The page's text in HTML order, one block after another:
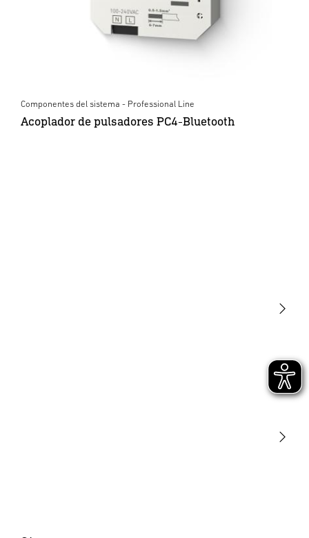
Componentes del sistema - Professional Line
Acoplador de pulsadores PC4-Bluetooth